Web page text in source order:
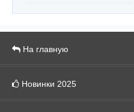
На главную
Новинки 2025